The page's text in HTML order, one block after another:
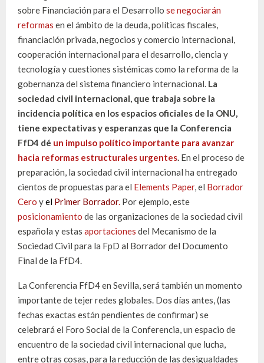
sobre Financiación para el Desarrollo se negociarán
reformas en el ámbito de la deuda, políticas fiscales,
financiación privada, negocios y comercio internacional,
cooperación internacional para el desarrollo, ciencia y
tecnología y cuestiones sistémicas como la reforma de la
gobernanza del sistema financiero internacional. La
sociedad civil internacional, que trabaja sobre la
incidencia política en los espacios oficiales de la ONU,
tiene expectativas y esperanzas que la Conferencia
FfD4 dé un impulso político importante para avanzar
hacia reformas estructurales urgentes. En el proceso de
preparación, la sociedad civil internacional ha entregado
cientos de propuestas para el Elements Paper, el Borrador
Cero yel Primer Borrador. Por ejemplo, este
posicionamiento de las organizaciones de la sociedad civil
española y estas aportaciones del Mecanismo de la
Sociedad Civil para la FpD al Borrador del Documento
Final de la FfD4.
La Conferencia FfD4 en Sevilla, será también un momento
importante de tejer redes globales. Dos días antes, (las
fechas exactas están pendientes de confirmar) se
celebrará el Foro Social de la Conferencia, un espacio de
encuentro de la sociedad civil internacional que lucha,
entre otras cosas, para la reducción de las desigualdades